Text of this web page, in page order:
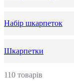
Набір шкарпеток
Шкарпетки
110 товарів